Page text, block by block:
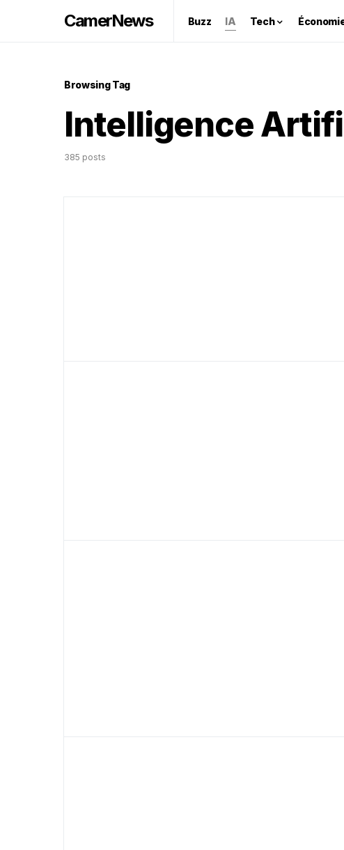
CamerNews Buzz IA Tech
Browsing Tag
Intelligence
385 posts